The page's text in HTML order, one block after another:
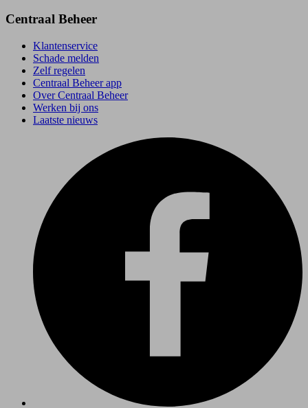
Centraal Beheer
Klantenservice
Schade melden
Zelf regelen
Centraal Beheer app
Over Centraal Beheer
Werken bij ons
Laatste nieuws